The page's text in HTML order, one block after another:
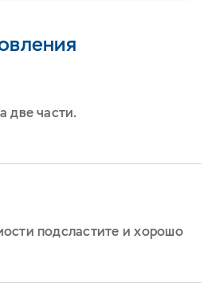
две части.
подсластите и хорошо